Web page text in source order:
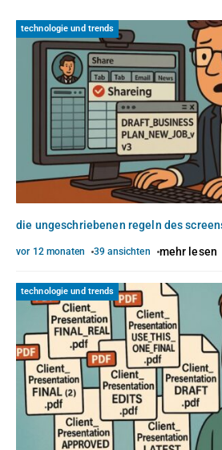
technologie und trends
die ungeschriebenen regeln des
vor 12 monaten 39 ansichten mehr lesen
technologie und trends